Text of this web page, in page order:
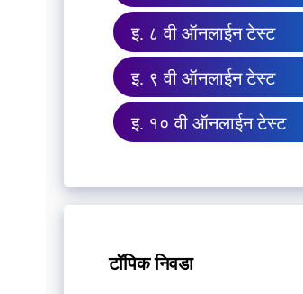
इ. ८ वी ऑनलाईन टेस्ट
इ. ९ वी ऑनलाईन टेस्ट
इ. १० वी ऑनलाईन टेस्ट
टॉपिक निवडा